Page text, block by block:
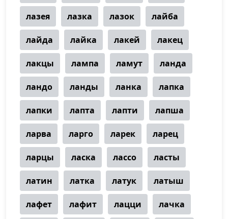
лазея лазка лазок лайба
лайда лайка лакей лакец
лакцы лампа ламут ланда
ландо ланды ланка лапка
лапки лапта лапти лапша
ларва ларго ларек ларец
ларцы ласка лассо ласты
латин латка латук латыш
лафет лафит лацци лачка